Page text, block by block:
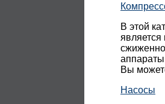
В этой
Вы
Насосы